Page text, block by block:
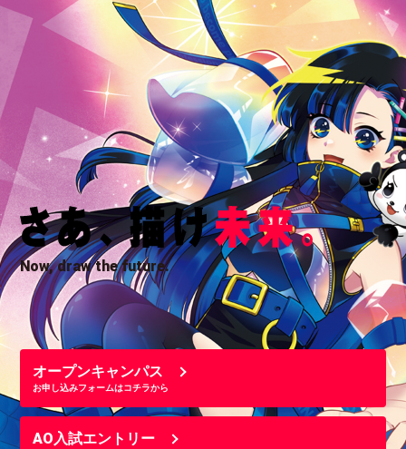
Now, draw the future.
オープンキャンパス
お申し込みフォームはコチラから
AO入試エントリー